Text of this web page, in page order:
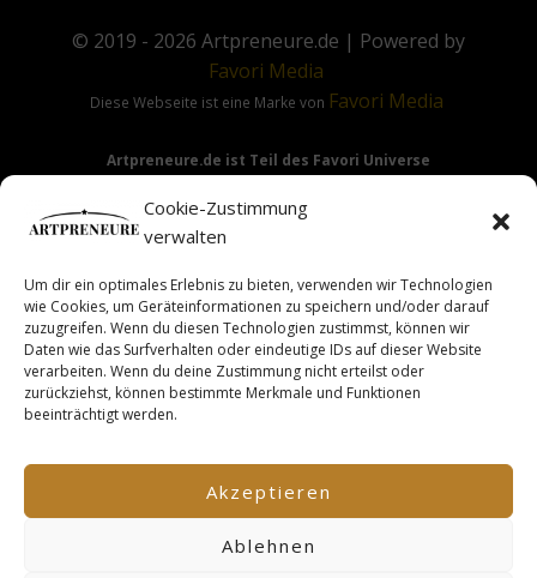
Cookie-Zustimmung
verwalten
Um dir ein optimales Erlebnis zu bieten, verwenden wir Technologien
wie Cookies, um Geräteinformationen zu speichern und/oder darauf
zuzugreifen. Wenn du diesen Technologien zustimmst, können wir
Daten wie das Surfverhalten oder eindeutige IDs auf dieser Website
verarbeiten. Wenn du deine Zustimmung nicht erteilst oder
zurückziehst, können bestimmte Merkmale und Funktionen
beeinträchtigt werden.
Akzeptieren
Ablehnen
© 2019 - 2026 Artpreneure.de | Powered by
Favori Media
Diese Webseite ist eine Marke von Favori Media
Artpreneure.de ist Teil des Favori Universe
Hinweis:Die Angebote & Inhalte dieser Seite richten sich
ausdrücklich nur an Gewerbetreibende & Unternehmer im
Sinne des §14 BGB.
Facebook TM Inc. Additionally, this site is NOT endorsed by
FacebookTM in any way. FACEBOOK TM is a trademark of
FACEBOOK TM, Inc.